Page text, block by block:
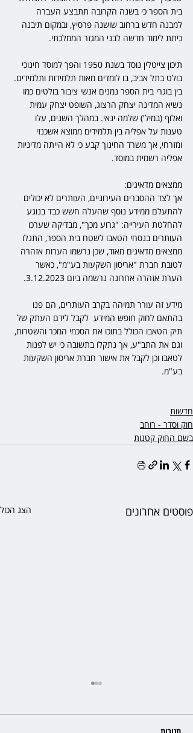
בית הספר כי בשנה הקרובה תתבצע העברה
למבנה חדש ברחוב שושנה פרסיץ, ובמקום תיבנה
כיתת לימוד חדשה לבני המגזר הממלכתי.
תיכון צייטלין נוסד בשנת 1950 והפך למוסד חינוכי
בולט בתל אביב, בו לומדים מאות תלמידות ותלמידים.
בין בוגרי בית הספר נמנים אנשי ציבור בולטים כמו
נשיא המדינה יצחק הרצוג, השופט יצחק עמית
ואלוף (במיל') שלמה ינאי. במהלך השנים, עלו
טענות על אפליה בין תלמידים ממוצא אשכנזי
ומזרחי, אך משרד החינוך קבע כי לא הייתה מדיניות
אפליה רשמית במוסד.
ממצאים מדאיגים:
אך לצד ההסברים העירוניים, העותרים לא יכולים
להתעלם ממידע נוסף שהעלה חשש כבד בנוגע
להחלטת העירייה: "גרוע מכך", מבדיקה שערכו
העותרים בנסחי הטאבו לשטח בית הספר, התגלו
ממצאים מדאיגים מאוד, שכן נרשמו הערות אזהרה
לטובת חברת "אריסון השקעות בע"מ", כאשר
הערת אזהרה אחרונה נרשמה ביום 3.12.2023.
מידע זה עורר תמיהה בקרב העותרים, הם פנו
בהתאם לחוק חופש המידע  לקבל לידם העתק של
תיק הטאבו הכולל בתוכו את הסכמי המכר והשטרות,
וגם את התב"ע, אך נתקלו בתשובה כי יש לפנות
לטאבו וכן לקבל את אישור חברת אריסון השקעות
בע"מ.
חדשות
חוק וסדר - רוחב
בשם החוק קטנות
פוסטים אחרונים הצג הכול